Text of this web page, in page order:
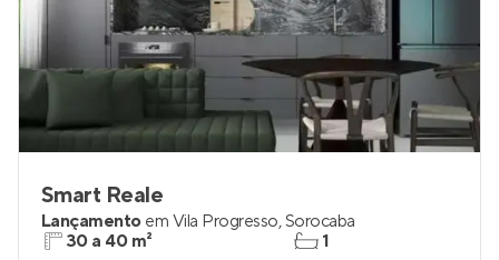
Smart Reale
Lançamento em Vila Progresso,Sorocaba
30 a 40 m²
1